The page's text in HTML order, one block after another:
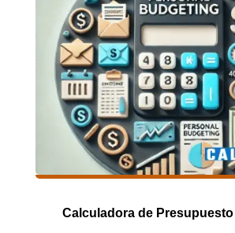
Calculadora de Presupuesto